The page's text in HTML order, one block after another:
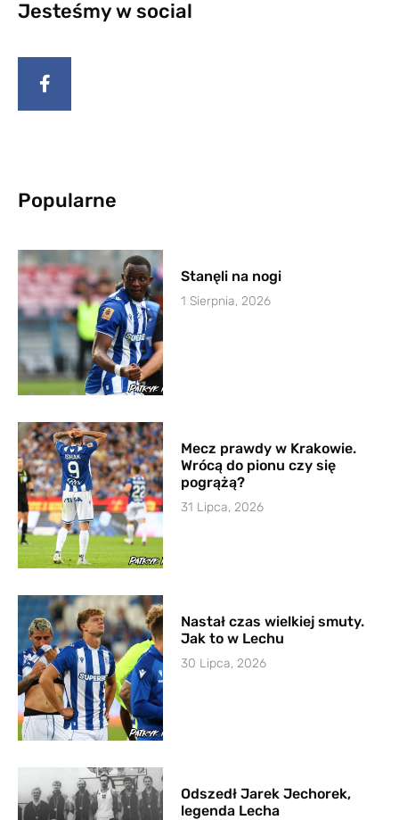
Jesteśmy w social
Popularne
Stanęli na nogi
1 Sierpnia, 2026
Mecz prawdy w Krakowie.
Wrócą do pionu czy się
pogrążą?
31 Lipca, 2026
Nastał czas wielkiej smuty.
Jak to w Lechu
30 Lipca, 2026
Odszedł Jarek Jechorek,
legenda Lecha